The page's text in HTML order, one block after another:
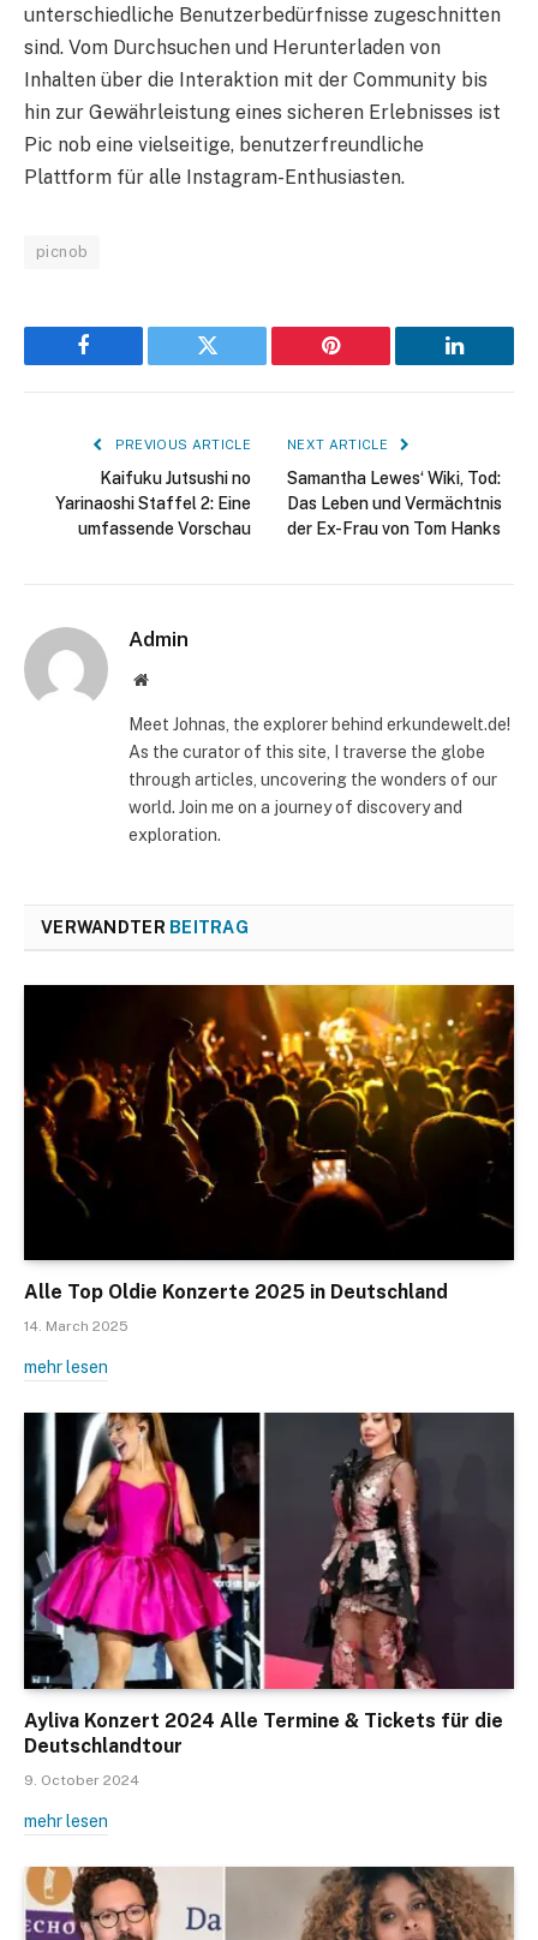
unterschiedliche Benutzerbedürfnisse zugeschnitten
sind. Vom Durchsuchen und Herunterladen von
Inhalten über die Interaktion mit der Community bis
hin zur Gewährleistung eines sicheren Erlebnisses ist
Pic nob eine vielseitige, benutzerfreundliche
Plattform für alle Instagram-Enthusiasten.
picnob
Facebook Twitter Pinterest LinkedIn
PREVIOUS ARTICLE
Kaifuku Jutsushi no
Yarinaoshi Staffel 2: Eine
umfassende Vorschau
NEXT ARTICLE
Samantha Lewes‘ Wiki, Tod:
Das Leben und Vermächtnis
der Ex-Frau von Tom Hanks
Admin
Website
Meet Johnas, the explorer behind erkundewelt.de!
As the curator of this site, I traverse the globe
through articles, uncovering the wonders of our
world. Join me on a journey of discovery and
exploration.
VERWANDTER BEITRAG
Alle Top Oldie Konzerte 2025 in Deutschland
14. March 2025
mehr lesen
Ayliva Konzert 2024 Alle Termine & Tickets für die
Deutschlandtour
9. October 2024
mehr lesen